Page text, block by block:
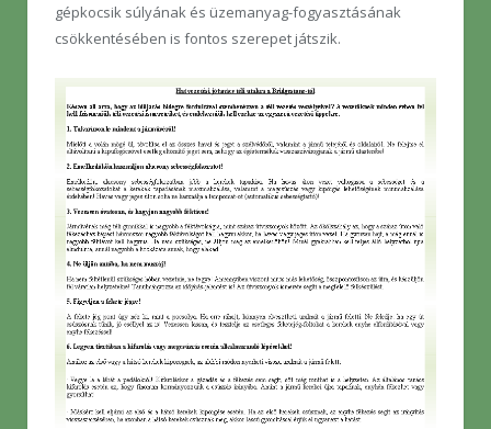
gépkocsik súlyának és üzemanyag-fogyasztásának
csökkentésében is fontos szerepet játszik.